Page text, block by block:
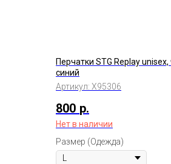
Перчатки STG Replay
синий
Артикул: Х95306
800 р.
Нет в наличии
Размер (Одежда)